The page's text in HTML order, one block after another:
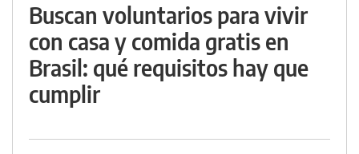
Buscan voluntarios para vivir
con casa y comida gratis en
Brasil: qué requisitos hay que
cumplir